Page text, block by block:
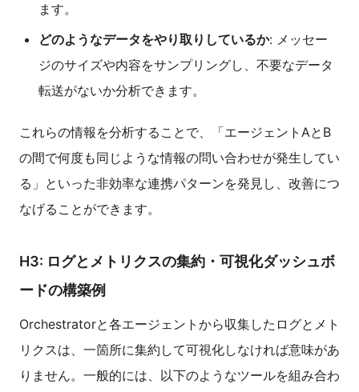
ます。
どのようなデータをやり取りしているか: メッセー
ジのサイズや内容をサンプリングし、不要なデータ
転送がないか分析できます。
これらの情報を分析することで、「エージェントAとB
の間で何度も同じような情報の問い合わせが発生してい
る」といった非効率な連携パターンを発見し、改善につ
なげることができます。
H3: ログとメトリクスの集約・可視化ダッシュボ
ードの構築例
Orchestratorと各エージェントから収集したログとメト
リクスは、一箇所に集約して可視化しなければ意味があ
りません。一般的には、以下のようなツールを組み合わ